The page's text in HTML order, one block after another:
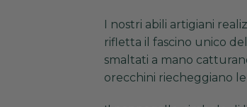
I nostri abili artigiani
rifletta il fascino unico
smaltati a mano
orecchini riecheggiano